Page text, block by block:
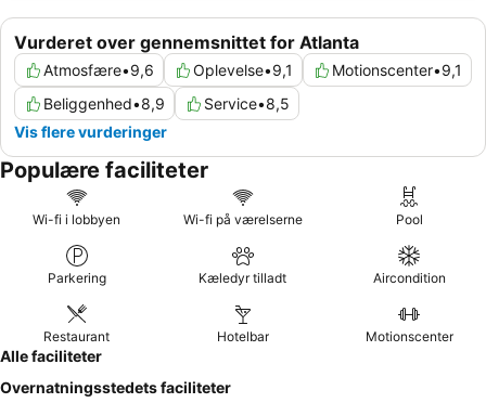
Vurderet over gennemsnittet for Atlanta
Atmosfære•9,6 Oplevelse•9,1 Motionscenter•9,1
Beliggenhed•8,9 Service•8,5
Vis flere vurderinger
Populære faciliteter
Wi-fi i lobbyen Wi-fi på værelserne Pool
Parkering Kæledyr tilladt Aircondition
Restaurant Hotelbar Motionscenter
Alle faciliteter
Overnatningsstedets faciliteter